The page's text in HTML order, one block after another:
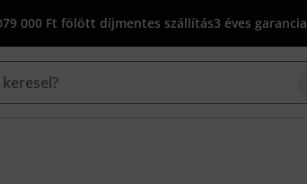
79 000 Ft fölött díjmentes szállítás3 éves garancia